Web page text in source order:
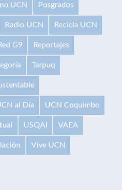
UCN Posgrados
Radio UCN Recicla UCN
G9 Reportajes
Tarpuq
al Día UCN Coquimbo
USQAI VAEA
Vive UCN